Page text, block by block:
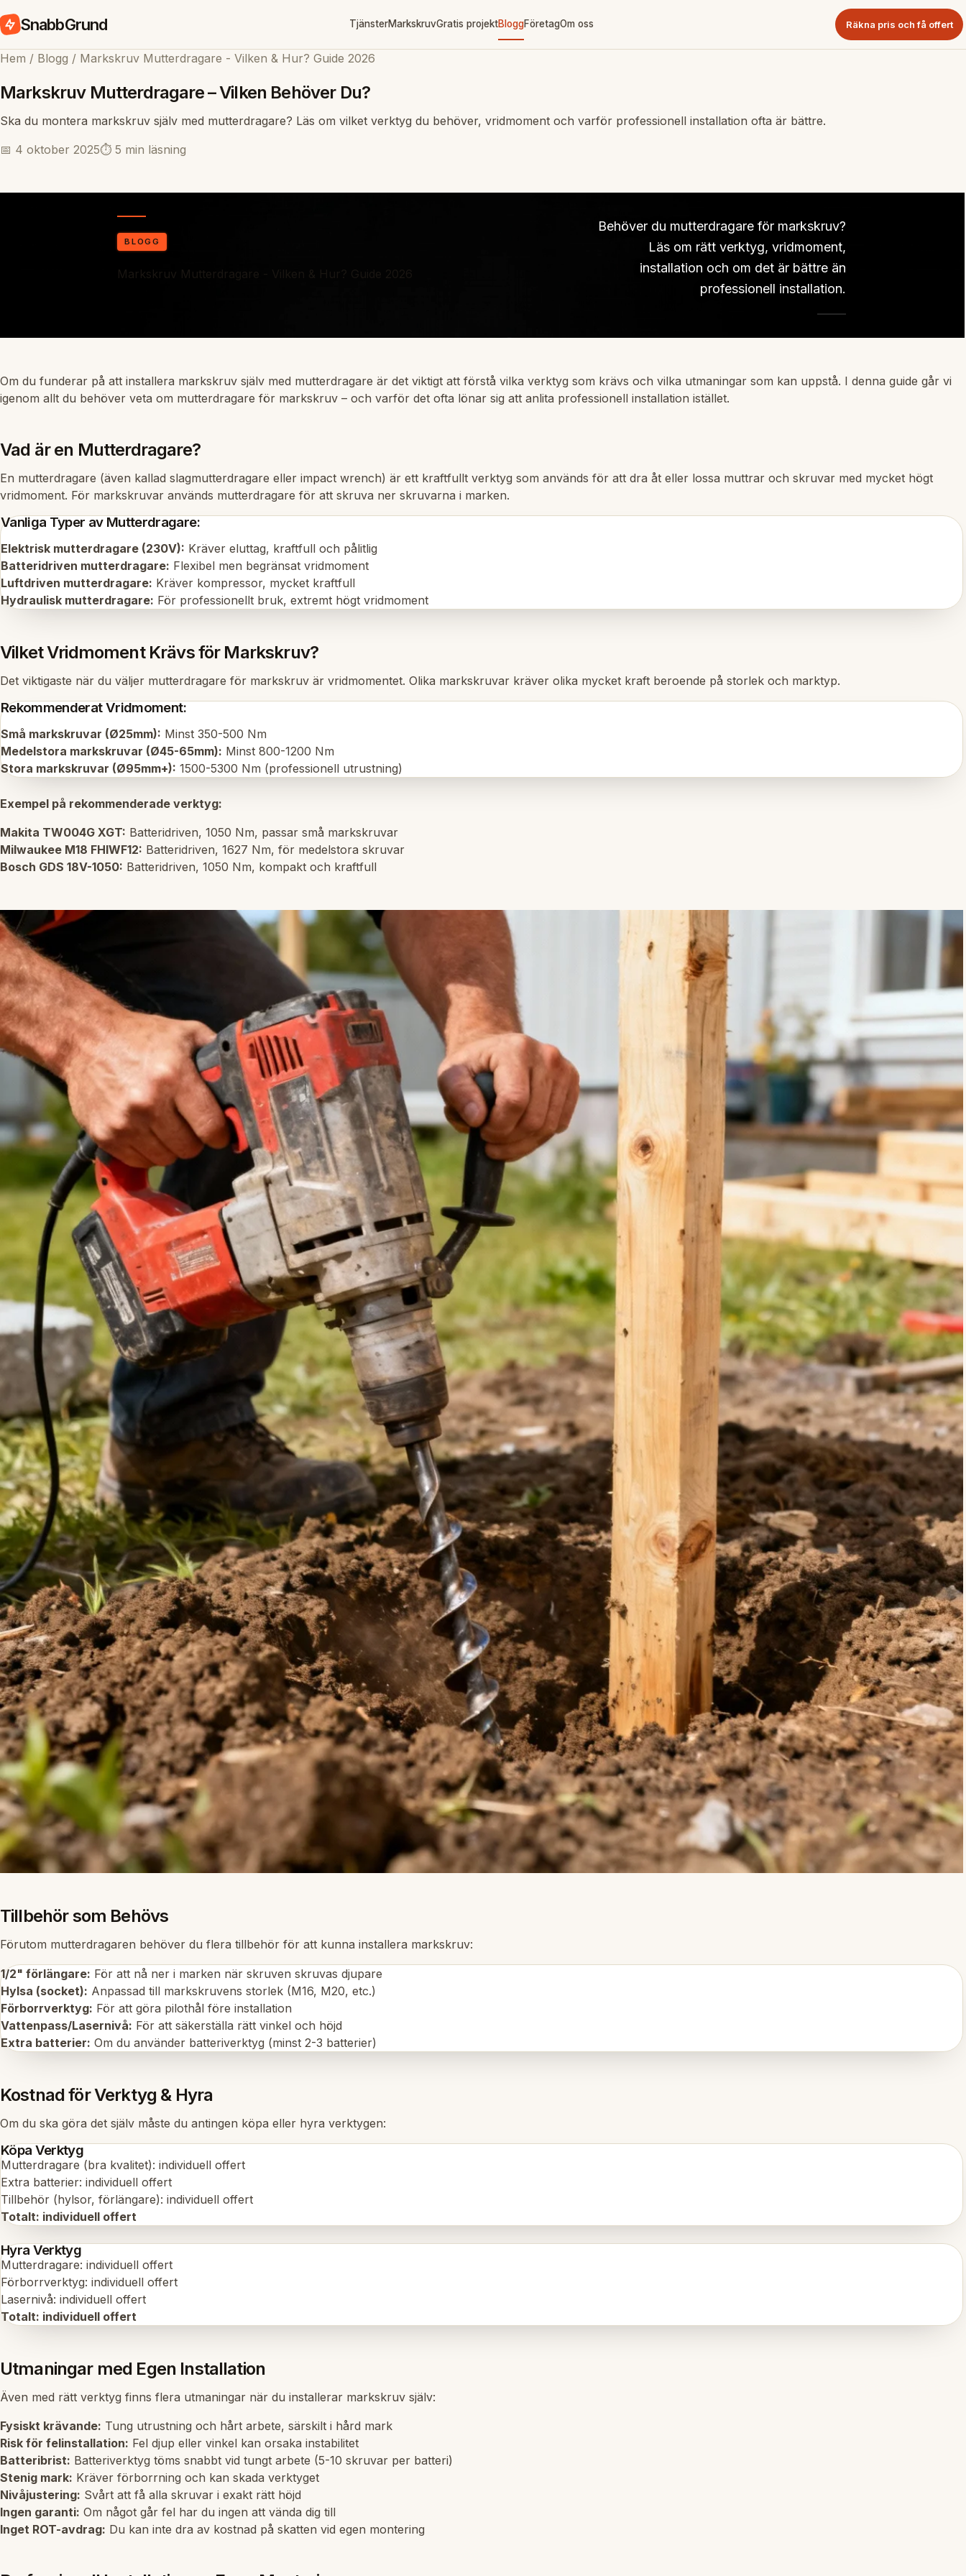
SnabbGrund TjänsterMarkskruvGratis projektBloggFöretagOm oss Räkna pris och få offert
Hem / Blogg / Markskruv Mutterdragare - Vilken & Hur? Guide 2026
Markskruv Mutterdragare – Vilken Behöver Du?
Ska du montera markskruv själv med mutterdragare? Läs om vilket verktyg du behöver, vridmoment och varför professionell installation ofta är bättre.
📅 4 oktober 2025⏱️ 5 min läsning
BLOGG
Markskruv Mutterdragare - Vilken & Hur? Guide 2026
Behöver du mutterdragare för markskruv?
Läs om rätt verktyg, vridmoment,
installation och om det är bättre än
professionell installation.
Om du funderar på att installera markskruv själv med mutterdragare är det viktigt att förstå vilka verktyg som krävs och vilka utmaningar som kan uppstå. I denna guide går vi
igenom allt du behöver veta om mutterdragare för markskruv – och varför det ofta lönar sig att anlita professionell installation istället.
Vad är en Mutterdragare?
En mutterdragare (även kallad slagmutterdragare eller impact wrench) är ett kraftfullt verktyg som används för att dra åt eller lossa muttrar och skruvar med mycket högt
vridmoment. För markskruvar används mutterdragare för att skruva ner skruvarna i marken.
Vanliga Typer av Mutterdragare:
Elektrisk mutterdragare (230V): Kräver eluttag, kraftfull och pålitlig
Batteridriven mutterdragare: Flexibel men begränsat vridmoment
Luftdriven mutterdragare: Kräver kompressor, mycket kraftfull
Hydraulisk mutterdragare: För professionellt bruk, extremt högt vridmoment
Vilket Vridmoment Krävs för Markskruv?
Det viktigaste när du väljer mutterdragare för markskruv är vridmomentet. Olika markskruvar kräver olika mycket kraft beroende på storlek och marktyp.
Rekommenderat Vridmoment:
Små markskruvar (Ø25mm): Minst 350-500 Nm
Medelstora markskruvar (Ø45-65mm): Minst 800-1200 Nm
Stora markskruvar (Ø95mm+): 1500-5300 Nm (professionell utrustning)
Exempel på rekommenderade verktyg:
Makita TW004G XGT: Batteridriven, 1050 Nm, passar små markskruvar
Milwaukee M18 FHIWF12: Batteridriven, 1627 Nm, för medelstora skruvar
Bosch GDS 18V-1050: Batteridriven, 1050 Nm, kompakt och kraftfull
Tillbehör som Behövs
Förutom mutterdragaren behöver du flera tillbehör för att kunna installera markskruv:
1/2" förlängare: För att nå ner i marken när skruven skruvas djupare
Hylsa (socket): Anpassad till markskruvens storlek (M16, M20, etc.)
Förborrverktyg: För att göra pilothål före installation
Vattenpass/Lasernivå: För att säkerställa rätt vinkel och höjd
Extra batterier: Om du använder batteriverktyg (minst 2-3 batterier)
Kostnad för Verktyg & Hyra
Om du ska göra det själv måste du antingen köpa eller hyra verktygen:
Köpa Verktyg
Mutterdragare (bra kvalitet): individuell offert
Extra batterier: individuell offert
Tillbehör (hylsor, förlängare): individuell offert
Totalt: individuell offert
Hyra Verktyg
Mutterdragare: individuell offert
Förborrverktyg: individuell offert
Lasernivå: individuell offert
Totalt: individuell offert
Utmaningar med Egen Installation
Även med rätt verktyg finns flera utmaningar när du installerar markskruv själv:
Fysiskt krävande: Tung utrustning och hårt arbete, särskilt i hård mark
Risk för felinstallation: Fel djup eller vinkel kan orsaka instabilitet
Batteribrist: Batteriverktyg töms snabbt vid tungt arbete (5-10 skruvar per batteri)
Stenig mark: Kräver förborrning och kan skada verktyget
Nivåjustering: Svårt att få alla skruvar i exakt rätt höjd
Ingen garanti: Om något går fel har du ingen att vända dig till
Inget ROT-avdrag: Du kan inte dra av kostnad på skatten vid egen montering